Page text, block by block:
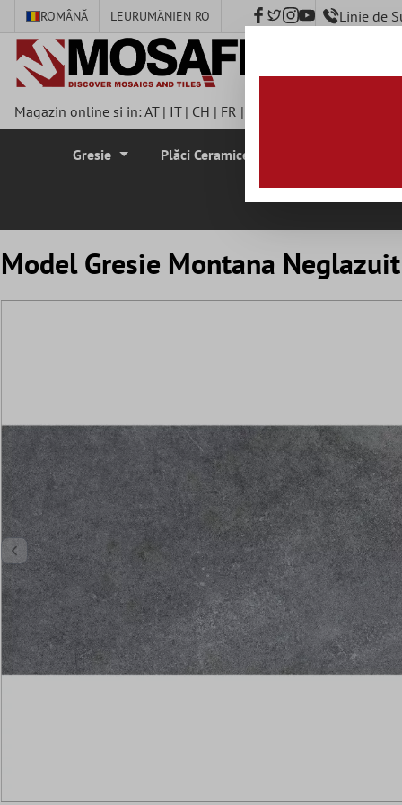
springen
ROMÂNĂ LEURUMÄNIEN RO Linie de
Magazin online si in:AT| IT| CH | FR |
Gresie Plăci Ceramice Pentru Pereti
Model Gresie Montana